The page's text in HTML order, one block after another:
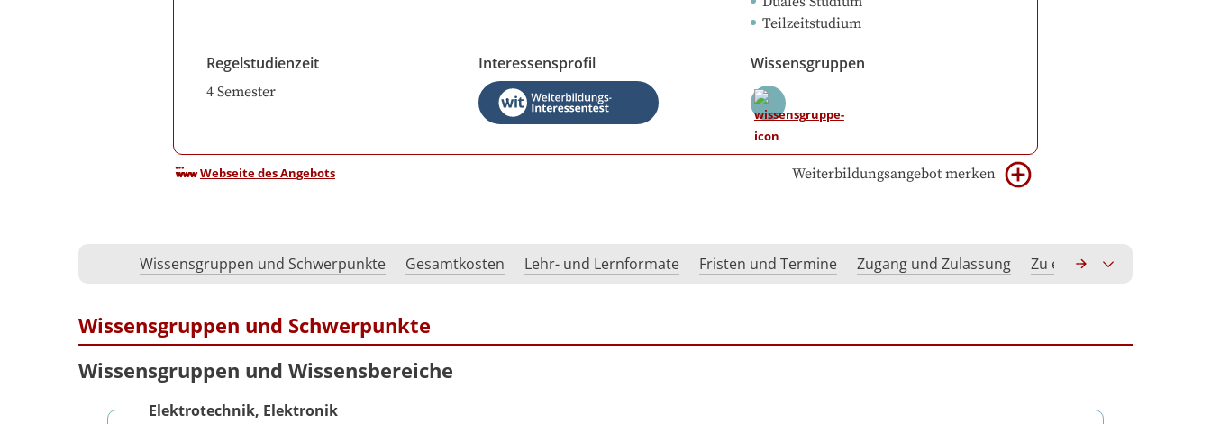
Teilzeitstudium
Regelstudienzeit
4 Semester
Interessensprofil Wissensgruppen
Webseite des Angebots Weiterbildungsangebot merken
Wissensgruppen und Schwerpunkte Gesamtkosten Lehr- und Lernformate Fristen und Termine Zugang und Zulassung Zu erwerbende
Wissensgruppen und Schwerpunkte
Wissensgruppen und Wissensbereiche
Elektrotechnik, Elektronik